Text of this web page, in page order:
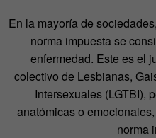
En la mayoría de
norma impuesta se
enfermedad. Este es el
colectivo de Lesbianas,
Intersexuales (LGTBI),
anatómicas o
norma